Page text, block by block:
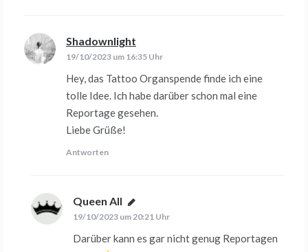
Shadownlight
19/10/2023 um 16:35 Uhr
Hey, das Tattoo Organspende finde ich eine
tolle Idee. Ich habe darüber schon mal eine
Reportage gesehen.
Liebe Grüße!
Antworten
Queen All sagt:
19/10/2023 um 20:21 Uhr
Darüber kann es gar nicht genug Reportagen